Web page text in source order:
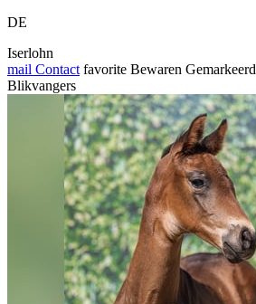
DE
Iserlohn
mail Contact favorite Bewaren Gemarkeerd
Blikvangers